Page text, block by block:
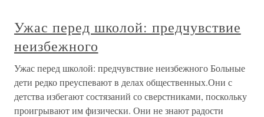
Ужас перед школой: предчувствие
неизбежного
Ужас перед школой: предчувствие неизбежного Больные
дети редко преуспевают в делах общественных.Они с
детства избегают состязаний со сверстниками, поскольку
проигрывают им физически. Они не знают радости